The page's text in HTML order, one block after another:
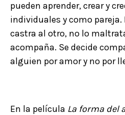
pueden aprender, crear y
individuales y como
castra al otro, no lo
acompaña. Se decide
alguien por amor y no por
En la película La forma del